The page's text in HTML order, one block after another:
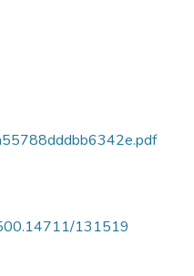
131519